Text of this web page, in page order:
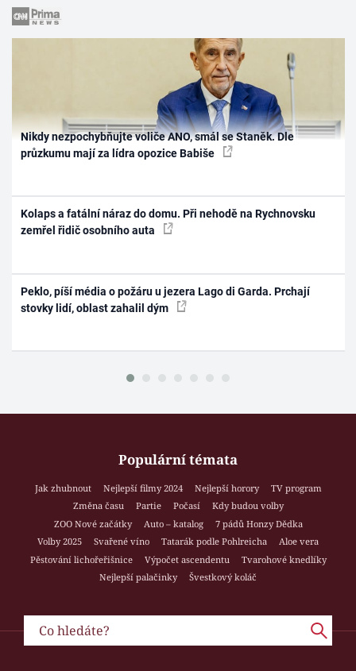
Nikdy nezpochybňujte voliče ANO, smál se Staněk. Dle
průzkumu mají za lídra opozice Babiše
Kolaps a fatální náraz do domu. Při nehodě na Rychnovsku
zemřel řidič osobního auta
Peklo, píší média o požáru u jezera Lago di Garda. Prchají
stovky lidí, oblast zahalil dým
Populární témata
Jak zhubnout Nejlepší filmy 2024 Nejlepší horory
TV program
Změna času
Partie Počasí
Kdy budou volby
ZOO Nové začátky
Auto – katalog
7 pádů Honzy Dědka
Volby 2025
Svařené víno Tatarák podle Pohlreicha
Aloe vera
Pěstování lichořeřišnice
Výpočet ascendentu
Tvarohové knedlíky
Nejlepší palačinky
Švestkový koláč